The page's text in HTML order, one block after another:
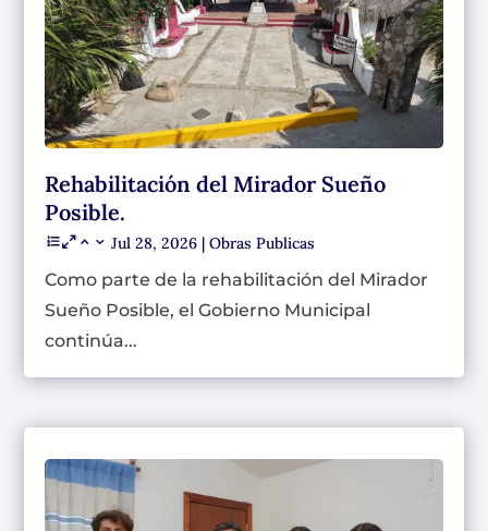
Rehabilitación del Mirador Sueño
Posible.
Jul 28, 2026 |Obras Publicas
Como parte de la rehabilitación del Mirador
Sueño Posible, el Gobierno Municipal
continúa...